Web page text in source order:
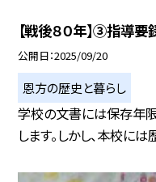
【戦後８０年】③指導
公開日 2025/09/20
恩方の歴史と暮らし
学校の文書には保存年
します。しかし、本校には